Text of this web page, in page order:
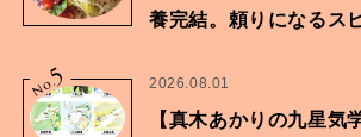
養完結。頼りになるス
No.
5 2026.08.01
【真木あかりの九星気